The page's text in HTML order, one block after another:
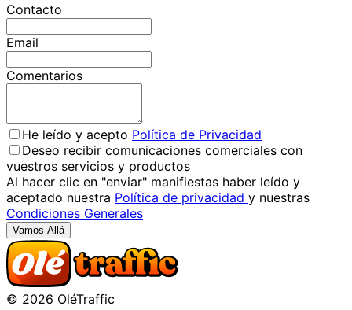
Contacto
Email
Comentarios
He leído y acepto Política de Privacidad
Deseo recibir comunicaciones comerciales con
vuestros servicios y productos
Al hacer clic en "enviar" manifiestas haber leído y
aceptado nuestra Política de privacidad y nuestras
Condiciones Generales
Vamos Allá
© 2026 OléTraffic